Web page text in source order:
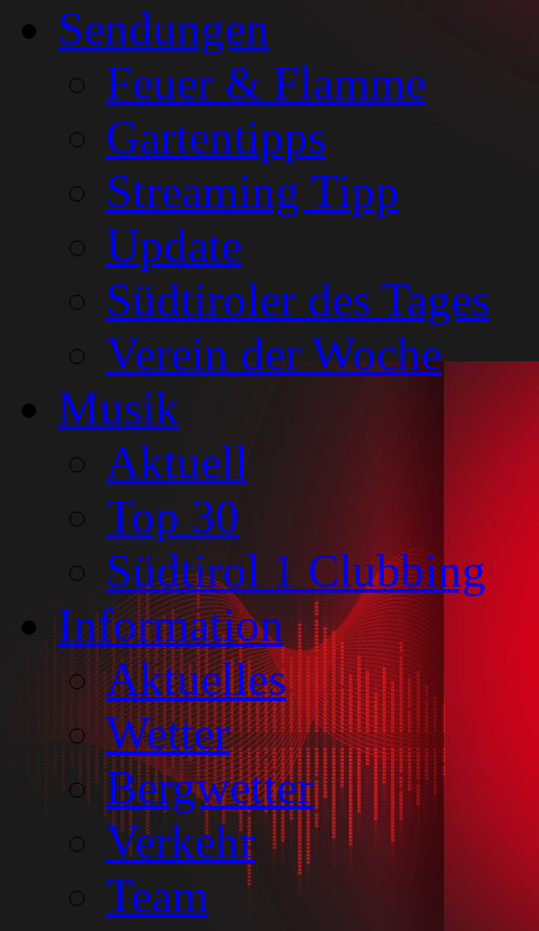
Sendungen
Feuer & Flamme
Gartentipps
Streaming Tipp
Update
Südtiroler des Tages
Verein der Woche
Musik
Aktuell
Top 30
Südtirol 1 Clubbing
Information
Aktuelles
Wetter
Bergwetter
Verkehr
Team